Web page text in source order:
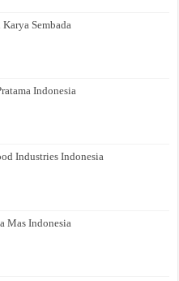
Sembada
Indonesia
Industries Indonesia
Mas Indonesia